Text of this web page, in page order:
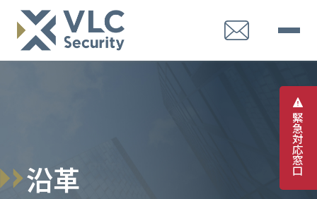
緊
急
対
応
窓
口
沿革